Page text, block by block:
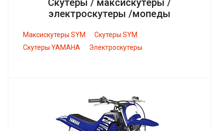
Скутеры / максискутеры /
электроскутеры /мопеды
Максискутеры SYM
Скутеры SYM
Скутеры YAMAHA
Электроскутеры